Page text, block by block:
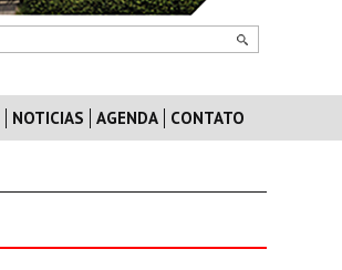
NOTICIAS AGENDA CONTATO